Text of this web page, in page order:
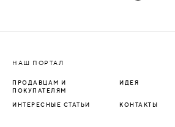
НАШ ПОРТАЛ
ПРОДАВЦАМ И
ПОКУПАТЕЛЯМ
ИДЕЯ
ИНТЕРЕСНЫЕ СТАТЬИ КОНТАКТЫ